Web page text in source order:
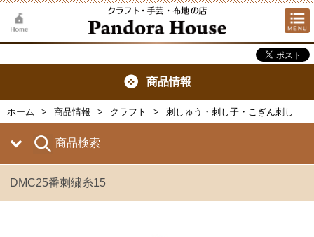
商品情報
ホーム 商品情報 クラフト 刺しゅう・刺し子・こぎん刺し
商品検索
DMC25番刺繍糸15